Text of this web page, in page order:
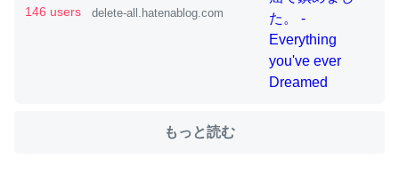
─たまにLINEするくらいだった遠方の父67歳と僕。ITツール導入で
コミュニケーションが劇的に変化した｜tayorini by LIFULL介護
ちょうど同じ理由でEcho Show 8を設定中でした。Prime
146 users delete-all.hatenablog.com
もっと読む